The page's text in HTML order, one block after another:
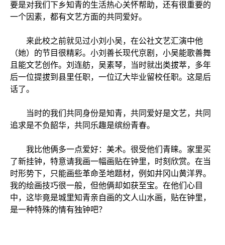
要是对我们下乡知青的生活热心关怀帮助，还有很重要的
一个因素，都有文艺方面的共同爱好。
来此校之前就见过小刘小吴，在公社文艺汇演中他
（她）的节目很精彩。小刘善长现代京剧，小吴能歌善舞
且能文艺创作。刘连舫，吴素琴，当时就出类拔萃，多年
后一位提拔到县里任职，一位辽大毕业留校任职。这是后
话了。
当时的我们共同身份是知青，共同爱好是文艺，共同
追求是不负韶华，共同乐趣是缤纷青春。
我比他俩多一点爱好：美术。很受他们青睐。家里买
了新挂钟，特意请我画一幅画贴在钟里，时刻欣赏。在当
时形势下，只能画些革命圣地题材，例如井冈山黄洋界。
我的绘画技巧很一般，但他俩却如获至宝。在他们心目
中，这毕竟是城里知青亲自画的文人山水画，贴在钟里，
是一种特殊的情有独钟吧？